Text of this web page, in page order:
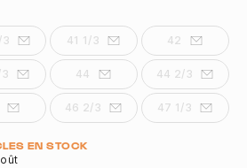
3 41 1/3 42
44 44 2/3
46 2/3 47 1/3
EN STOCK